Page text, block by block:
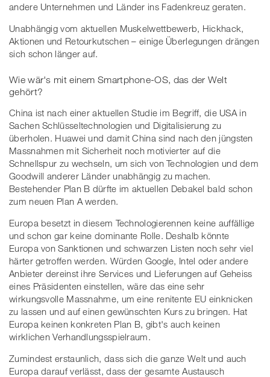
andere Unternehmen und Länder ins Fadenkreuz geraten.
Unabhängig vom aktuellen Muskelwettbewerb, Hickhack,
Aktionen und Retourkutschen – einige Überlegungen drängen
sich schon länger auf.
Wie wär's mit einem Smartphone-OS, das der Welt
gehört?
China ist nach einer aktuellen Studie im Begriff, die USA in
Sachen Schlüsseltechnologien und Digitalisierung zu
überholen. Huawei und damit China sind nach den jüngsten
Massnahmen mit Sicherheit noch motivierter auf die
Schnellspur zu wechseln, um sich von Technologien und dem
Goodwill anderer Länder unabhängig zu machen.
Bestehender Plan B dürfte im aktuellen Debakel bald schon
zum neuen Plan A werden.
Europa besetzt in diesem Technologierennen keine auffällige
und schon gar keine dominante Rolle. Deshalb könnte
Europa von Sanktionen und schwarzen Listen noch sehr viel
härter getroffen werden. Würden Google, Intel oder andere
Anbieter dereinst ihre Services und Lieferungen auf Geheiss
eines Präsidenten einstellen, wäre das eine sehr
wirkungsvolle Massnahme, um eine renitente EU einknicken
zu lassen und auf einen gewünschten Kurs zu bringen. Hat
Europa keinen konkreten Plan B, gibt's auch keinen
wirklichen Verhandlungsspielraum.
Zumindest erstaunlich, dass sich die ganze Welt und auch
Europa darauf verlässt, dass der gesamte Austausch